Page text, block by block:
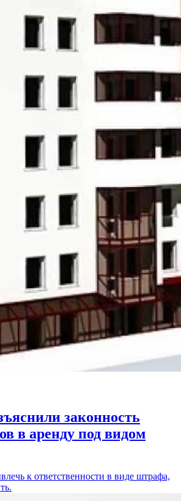
законность
в аренду под видом
к ответственности в виде штрафа,